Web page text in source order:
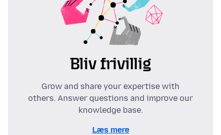
Bliv frivillig
Grow and share your expertise with
others. Answer questions and improve our
knowledge base.
Læs mere